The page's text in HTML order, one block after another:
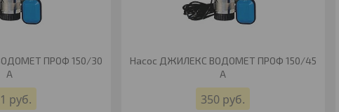
ПРОФ 150/30
А
руб.
Насос ДЖИЛЕКС ВОДОМЕТ ПРОФ 150/45
А
350 руб.